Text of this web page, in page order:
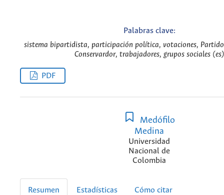
Palabras clave:
sistema bipartidista, participación política, votaciones,
Conservardor, trabajadores, grupos sociales (es)
PDF
Medófilo
Medina
Universidad
Nacional de
Colombia
Resumen Estadísticas Cómo citar